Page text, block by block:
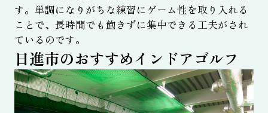
す。単調になりがちな練習にゲーム性を取り入れる
ことで、長時間でも飽きずに集中できる工夫がされ
ているのです。
日進市のおすすめインドアゴルフ